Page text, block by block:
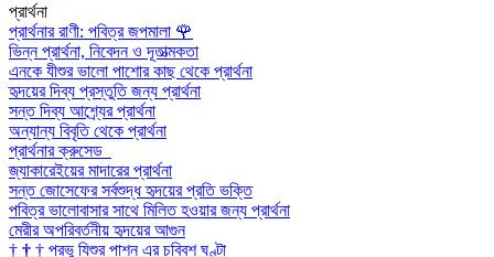
প্রার্থনা
প্রার্থনার রাণী: পবিত্র জপমালা 🌹
ভিন্ন প্রার্থনা, নিবেদন ও দূতাত্মকতা
এনকে যীশুর ভালো পাশোর কাছ থেকে প্রার্থনা
হৃদয়ের দিব্য প্রস্তুতি জন্য প্রার্থনা
সন্ত দিব্য আশ্র্যের প্রার্থনা
অন্যান্য বিবৃতি থেকে প্রার্থনা
প্রার্থনার ক্রুসেড
জ্যাকারেইয়ের মাদারের প্রার্থনা
সন্ত জোসেফের সর্বশুদ্ধ হৃদয়ের প্রতি ভক্তি
পবিত্র ভালোবাসার সাথে মিলিত হওয়ার জন্য প্রার্থনা
মেরীর অপরিবর্তনীয় হৃদয়ের আগুন
† † † প্রভু যিশুর পাশন এর চব্বিশ ঘণ্টা